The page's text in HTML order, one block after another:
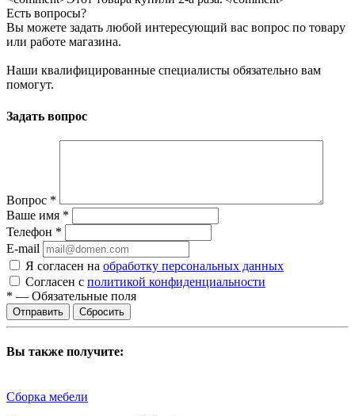
Есть вопросы?
Вы можете задать любой интересующий вас вопрос по товару
или работе магазина.
Наши квалифицированные специалисты обязательно вам
помогут.
Задать вопрос
Вопрос *
Ваше имя *
Телефон *
E-mail
Я согласен на обработку персональных данных
Согласен с политикой конфиденциальности
* — Обязательные поля
Сбросить
Вы также получите:
Сборка мебели